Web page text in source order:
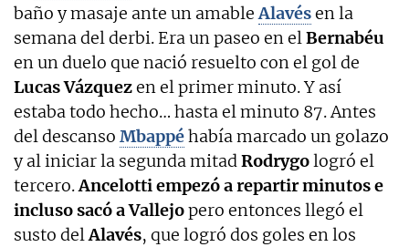
baño y masaje ante un amableAlavésen la
semana del derbi. Era un paseo en elBernabéu
en un duelo que nació resuelto con el gol de
Lucas Vázquezen el primer minuto. Y así
estaba todo hecho… hasta el minuto 87. Antes
del descanso Mbappéhabía marcado un golazo
y al iniciar la segunda mitadRodrygologró el
tercero.Ancelotti empezó a repartir minutos e
incluso sacó a Vallejopero entonces llegó el
susto delAlavés, que logró dos goles en los